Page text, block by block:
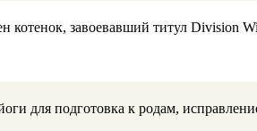
завоевавший титул Division
для подготовка к родам,